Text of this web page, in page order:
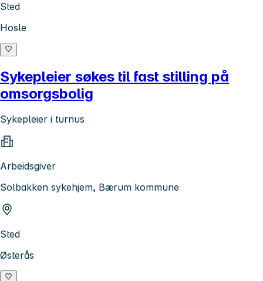
Sted
Hosle
Sykepleier søkes til fast stilling på
omsorgsbolig
Sykepleier i turnus
Arbeidsgiver
Solbakken sykehjem, Bærum kommune
Sted
Østerås